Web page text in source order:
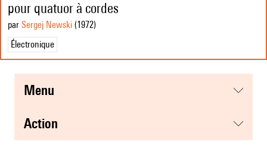
pour quatuor à cordes
par Sergej Newski (1972)
Électronique
menu
action